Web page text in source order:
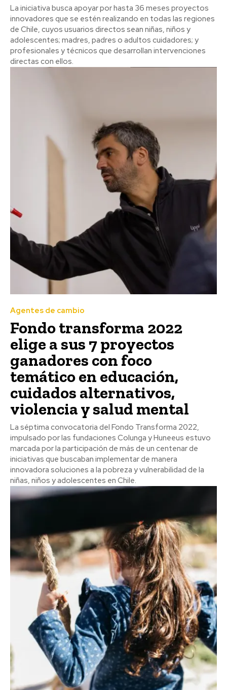
La iniciativa busca apoyar por hasta 36 meses proyectos
innovadores que se estén realizando en todas las regiones
de Chile, cuyos usuarios directos sean niñas, niños y
adolescentes; madres, padres o adultos cuidadores; y
profesionales y técnicos que desarrollan intervenciones
directas con ellos.
Agentes de cambio
Fondo transforma 2022
elige a sus 7 proyectos
ganadores con foco
temático en educación,
cuidados alternativos,
violencia y salud mental
La séptima convocatoria del Fondo Transforma 2022,
impulsado por las fundaciones Colunga y Huneeus estuvo
marcada por la participación de más de un centenar de
iniciativas que buscaban implementar de manera
innovadora soluciones a la pobreza y vulnerabilidad de la
niñas, niños y adolescentes en Chile.